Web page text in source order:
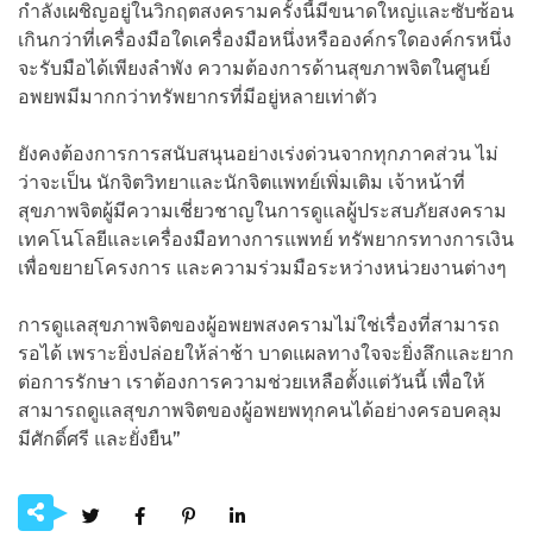
กำลังเผชิญอยู่ในวิกฤตสงครามครั้งนี้มีขนาดใหญ่และซับซ้อน
เกินกว่าที่เครื่องมือใดเครื่องมือหนึ่งหรือองค์กรใดองค์กรหนึ่ง
จะรับมือได้เพียงลำพัง ความต้องการด้านสุขภาพจิตในศูนย์
อพยพมีมากกว่าทรัพยากรที่มีอยู่หลายเท่าตัว
ยังคงต้องการการสนับสนุนอย่างเร่งด่วนจากทุกภาคส่วน ไม่
ว่าจะเป็น นักจิตวิทยาและนักจิตแพทย์เพิ่มเติม เจ้าหน้าที่
สุขภาพจิตผู้มีความเชี่ยวชาญในการดูแลผู้ประสบภัยสงคราม
เทคโนโลยีและเครื่องมือทางการแพทย์ ทรัพยากรทางการเงิน
เพื่อขยายโครงการ และความร่วมมือระหว่างหน่วยงานต่างๆ
การดูแลสุขภาพจิตของผู้อพยพสงครามไม่ใช่เรื่องที่สามารถ
รอได้ เพราะยิ่งปล่อยให้ล่าช้า บาดแผลทางใจจะยิ่งลึกและยาก
ต่อการรักษา เราต้องการความช่วยเหลือตั้งแต่วันนี้ เพื่อให้
สามารถดูแลสุขภาพจิตของผู้อพยพทุกคนได้อย่างครอบคลุม
มีศักดิ์ศรี และยั่งยืน”